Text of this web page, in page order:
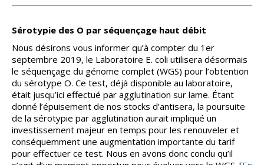
Sérotypie des O par séquençage haut débit
Nous désirons vous informer qu’à compter du 1er
septembre 2019, le Laboratoire E. coli utilisera désormais
le séquençage du génome complet (WGS) pour l’obtention
du sérotype O. Ce test, déjà disponible au laboratoire,
était jusqu’ici effectué par agglutination sur lame. Étant
donné l’épuisement de nos stocks d’antisera, la poursuite
de la sérotypie par agglutination aurait impliqué un
investissement majeur en temps pour les renouveler et
conséquemment une augmentation importante du tarif
pour effectuer ce test. Nous en avons donc conclu qu’il